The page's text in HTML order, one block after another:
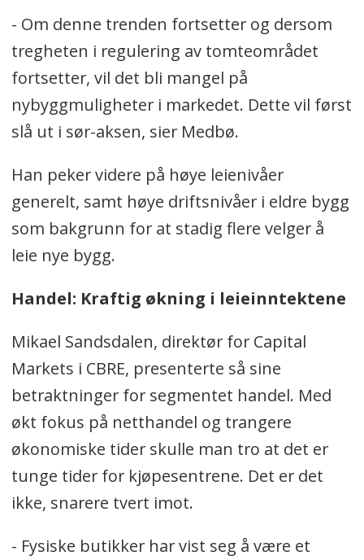
- Om denne trenden fortsetter og dersom
tregheten i regulering av tomteområdet
fortsetter, vil det bli mangel på
nybyggmuligheter i markedet. Dette vil først
slå ut i sør-aksen, sier Medbø.
Han peker videre på høye leienivåer
generelt, samt høye driftsnivåer i eldre bygg
som bakgrunn for at stadig flere velger å
leie nye bygg.
Handel: Kraftig økning i leieinntektene
Mikael Sandsdalen, direktør for Capital
Markets i CBRE, presenterte så sine
betraktninger for segmentet handel. Med
økt fokus på netthandel og trangere
økonomiske tider skulle man tro at det er
tunge tider for kjøpesentrene. Det er det
ikke, snarere tvert imot.
- Fysiske butikker har vist seg å være et